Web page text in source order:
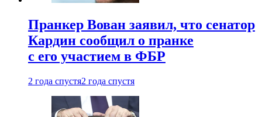
Пранкер Вован заявил, что сенатор
Кардин сообщил о пранке
с его участием в ФБР
2 года спустя2 года спустя